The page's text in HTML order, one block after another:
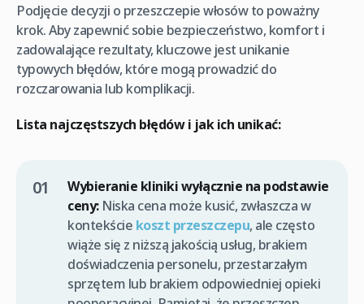
Podjęcie decyzji o przeszczepie włosów to poważny
krok. Aby zapewnić sobie bezpieczeństwo, komfort i
zadowalające rezultaty, kluczowe jest unikanie
typowych błędów, które mogą prowadzić do
rozczarowania lub komplikacji.
Lista najczęstszych błędów i jak ich unikać:
Wybieranie kliniki wyłącznie na podstawie
ceny:Niska cena może kusić, zwłaszcza w
kontekście koszt przeszczepu, ale często
wiąże się z niższą jakością usług, brakiem
doświadczenia personelu, przestarzałym
sprzętem lub brakiem odpowiedniej opieki